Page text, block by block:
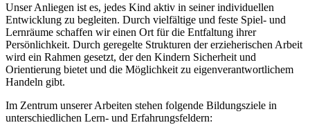
Unser Anliegen ist es, jedes Kind aktiv in seiner individuellen
Entwicklung zu begleiten. Durch vielfältige und feste Spiel- und
Lernräume schaffen wir einen Ort für die Entfaltung ihrer
Persönlichkeit. Durch geregelte Strukturen der erzieherischen Arbeit
wird ein Rahmen gesetzt, der den Kindern Sicherheit und
Orientierung bietet und die Möglichkeit zu eigenverantwortlichem
Handeln gibt.
Im Zentrum unserer Arbeiten stehen folgende Bildungsziele in
unterschiedlichen Lern- und Erfahrungsfeldern: